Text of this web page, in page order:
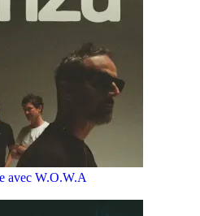
avec W.O.W.A